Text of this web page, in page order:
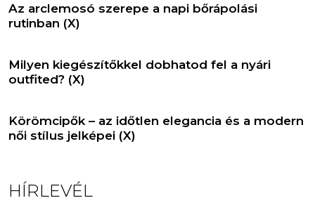
Az arclemosó szerepe a napi bőrápolási
rutinban (X)
Milyen kiegészítőkkel dobhatod fel a nyári
outfited? (X)
Körömcipők – az időtlen elegancia és a modern
női stílus jelképei (X)
HÍRLEVÉL